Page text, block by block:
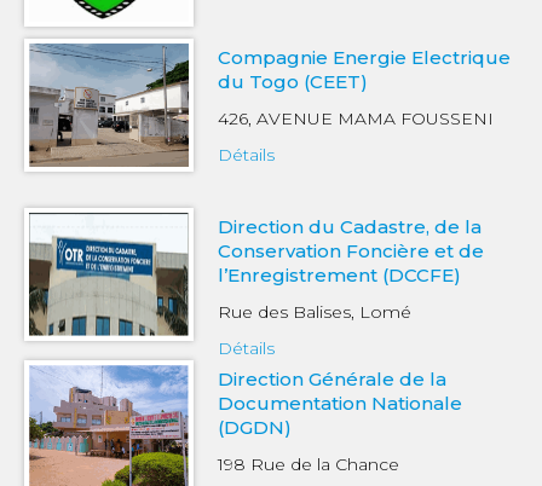
Compagnie Energie Electrique
du Togo (CEET)
426, AVENUE MAMA FOUSSENI
Détails
Direction du Cadastre, de la
Conservation Foncière et de
l’Enregistrement (DCCFE)
Rue des Balises, Lomé
Détails
Direction Générale de la
Documentation Nationale
(DGDN)
198 Rue de la Chance